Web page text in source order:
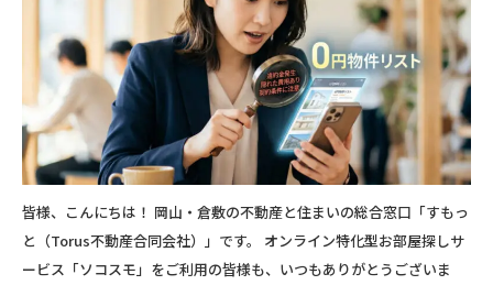
皆様、こんにちは！ 岡山・倉敷の不動産と住まいの総合窓口「すもっ
と（Torus不動産合同会社）」です。 オンライン特化型お部屋探しサ
ービス「ソコスモ」をご利用の皆様も、いつもありがとうございま